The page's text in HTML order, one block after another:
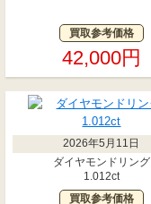
買取参考価格
42,000円
2026年5月11日
ダイヤモンドリング
1.012ct
買取参考価格